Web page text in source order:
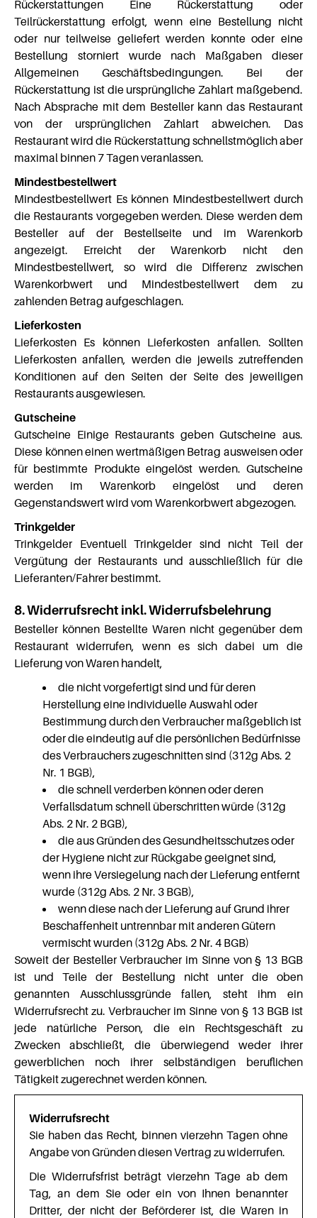
Rückerstattungen Eine Rückerstattung oder
Teilrückerstattung erfolgt, wenn eine Bestellung nicht
oder nur teilweise geliefert werden konnte oder eine
Bestellung storniert wurde nach Maßgaben dieser
Allgemeinen Geschäftsbedingungen. Bei der
Rückerstattung ist die ursprüngliche Zahlart maßgebend.
Nach Absprache mit dem Besteller kann das Restaurant
von der ursprünglichen Zahlart abweichen. Das
Restaurant wird die Rückerstattung schnellstmöglich aber
maximal binnen 7 Tagen veranlassen.
Mindestbestellwert
Mindestbestellwert Es können Mindestbestellwert durch
die Restaurants vorgegeben werden. Diese werden dem
Besteller auf der Bestellseite und im Warenkorb
angezeigt. Erreicht der Warenkorb nicht den
Mindestbestellwert, so wird die Differenz zwischen
Warenkorbwert und Mindestbestellwert dem zu
zahlenden Betrag aufgeschlagen.
Lieferkosten
Lieferkosten Es können Lieferkosten anfallen. Sollten
Lieferkosten anfallen, werden die jeweils zutreffenden
Konditionen auf den Seiten der Seite des jeweiligen
Restaurants ausgewiesen.
Gutscheine
Gutscheine Einige Restaurants geben Gutscheine aus.
Diese können einen wertmäßigen Betrag ausweisen oder
für bestimmte Produkte eingelöst werden. Gutscheine
werden im Warenkorb eingelöst und deren
Gegenstandswert wird vom Warenkorbwert abgezogen.
Trinkgelder
Trinkgelder Eventuell Trinkgelder sind nicht Teil der
Vergütung der Restaurants und ausschließlich für die
Lieferanten/Fahrer bestimmt.
8. Widerrufsrecht inkl. Widerrufsbelehrung
Besteller können Bestellte Waren nicht gegenüber dem
Restaurant widerrufen, wenn es sich dabei um die
Lieferung von Waren handelt,
die nicht vorgefertigt sind und für deren
Herstellung eine individuelle Auswahl oder
Bestimmung durch den Verbraucher maßgeblich ist
oder die eindeutig auf die persönlichen Bedürfnisse
des Verbrauchers zugeschnitten sind (312g Abs. 2
Nr. 1 BGB),
die schnell verderben können oder deren
Verfallsdatum schnell überschritten würde (312g
Abs. 2 Nr. 2 BGB),
die aus Gründen des Gesundheitsschutzes oder
der Hygiene nicht zur Rückgabe geeignet sind,
wenn ihre Versiegelung nach der Lieferung entfernt
wurde (312g Abs. 2 Nr. 3 BGB),
wenn diese nach der Lieferung auf Grund ihrer
Beschaffenheit untrennbar mit anderen Gütern
vermischt wurden (312g Abs. 2 Nr. 4 BGB)
Soweit der Besteller Verbraucher im Sinne von § 13 BGB
ist und Teile der Bestellung nicht unter die oben
genannten Ausschlussgründe fallen, steht ihm ein
Widerrufsrecht zu. Verbraucher im Sinne von § 13 BGB ist
jede natürliche Person, die ein Rechtsgeschäft zu
Zwecken abschließt, die überwiegend weder ihrer
gewerblichen noch ihrer selbständigen beruflichen
Tätigkeit zugerechnet werden können.
Widerrufsrecht
Sie haben das Recht, binnen vierzehn Tagen ohne
Angabe von Gründen diesen Vertrag zu widerrufen.
Die Widerrufsfrist beträgt vierzehn Tage ab dem
Tag, an dem Sie oder ein von Ihnen benannter
Dritter, der nicht der Beförderer ist, die Waren in